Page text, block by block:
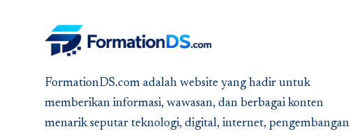
FormationDS.com adalah website yang hadir untuk
memberikan informasi, wawasan, dan berbagai konten
menarik seputar teknologi, digital, internet, pengembangan